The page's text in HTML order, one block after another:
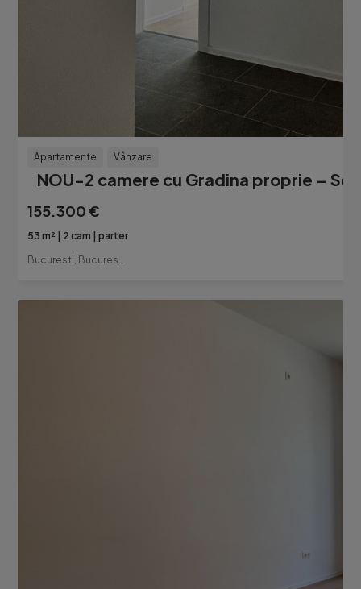
Apartamente Vânzare
NOU-2 camere cu Gradina proprie –
155.300 €
53 m² 2 cam
parter
Bucuresti, Bucuresti-Ilfov